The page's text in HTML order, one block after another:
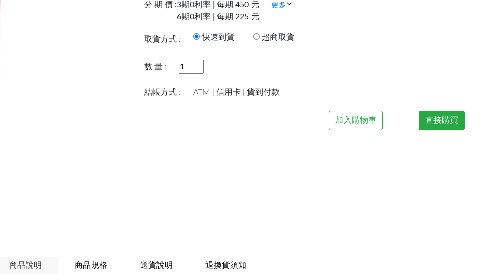
分 期 價 :3期0利率 | 每期 450 元
6期0利率 | 每期 225 元
更多
取貨方式 : 快速到貨 超商取貨
數 量 :
結帳方式 : ATM | 信用卡 | 貨到付款
加入購物車 直接購買
商品說明 商品規格 送貨說明 退換貨須知